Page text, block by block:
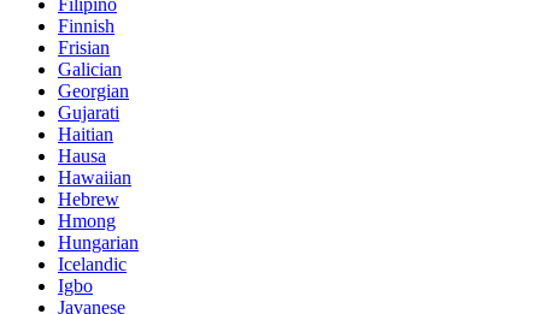
Finnish
Frisian
Galician
Georgian
Gujarati
Haitian
Hausa
Hawaiian
Hebrew
Hmong
Hungarian
Icelandic
Igbo
Javanese